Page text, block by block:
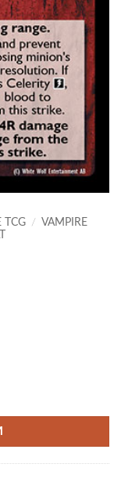
TCG /
VAMPIRE